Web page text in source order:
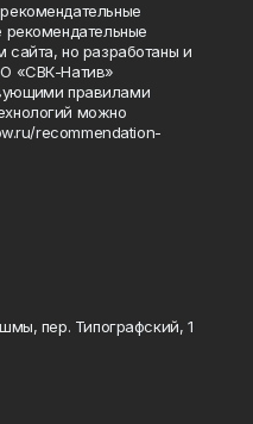
рекомендательные
сайта, но разработаны и
«СВК-Натив»
правилами
можно
recommendation-
пер. Типографский, 1